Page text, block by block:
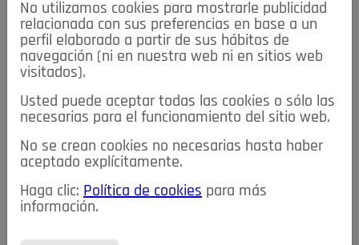
descarga esta
REVISTA
≡NOTICIAS
NOTICIAS SERVICIOS DE INTERÉS
TABLÓN DE ANUNCIOS MIS ANUNCIOS CONTACTO
NOSOTROS
No utilizamos cookies para mostrarle publicidad
relacionada con sus preferencias en base a un
perfil elaborado a partir de sus hábitos de
navegación (ni en nuestra web ni en sitios web
visitados).
Usted puede aceptar todas las cookies o sólo las
necesarias para el funcionamiento del sitio web.
No se crean cookies no necesarias hasta haber
aceptado explícitamente.
Haga clic: Política de cookies para más
información.